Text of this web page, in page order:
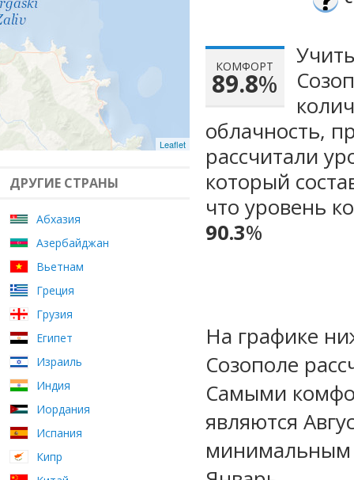
Leaflet
ДРУГИЕ СТРАНЫ
Абхазия
Азербайджан
Вьетнам
Греция
Грузия
Египет
Израиль
Индия
Иордания
Испания
Кипр
КОМФОРТ
89.8%
облачность,
рассчитали
который
что уровень
90.3%
На графике
Созополе
Самыми
являются
минимальным